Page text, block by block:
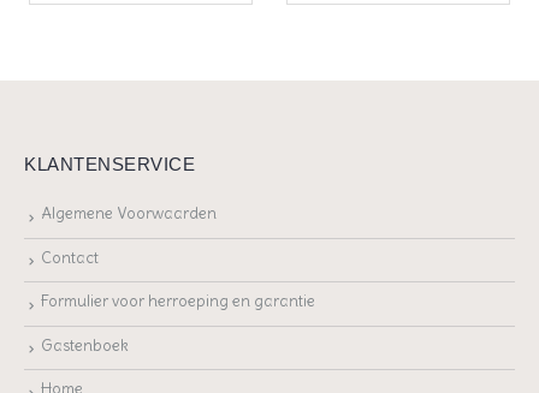
KLANTENSERVICE
Algemene Voorwaarden
Contact
Formulier voor herroeping en garantie
Gastenboek
Home